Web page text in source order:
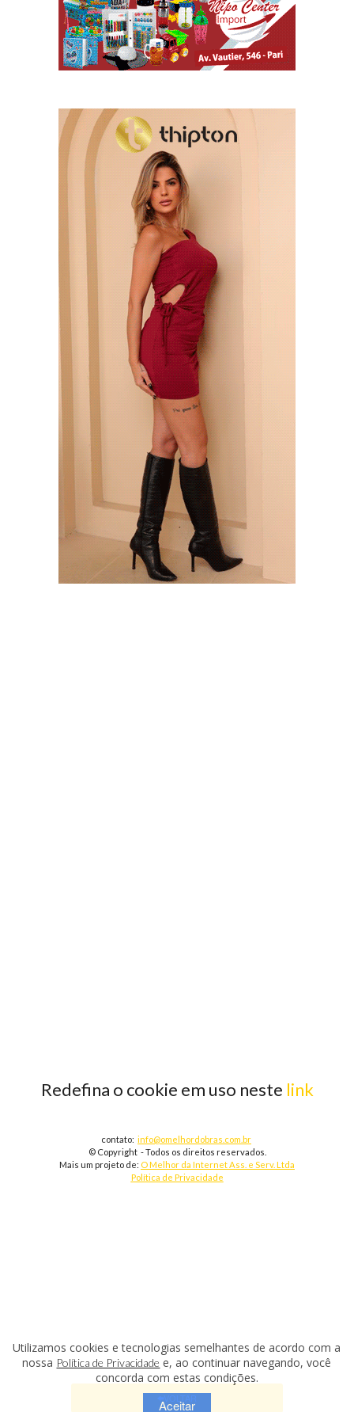
Redefina o cookie em uso neste link
contato: info@omelhordobras.com.br
© Copyright - Todos os direitos reservados.
Mais um projeto de: O Melhor da Internet Ass. e Serv. Ltda
Política de Privacidade
VOLTAR
Utilizamos cookies e tecnologias semelhantes de acordo com a
nossa Política de Privacidade e, ao continuar navegando, você
concorda com estas condições.
Aceitar